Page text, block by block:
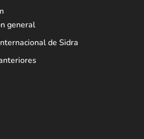
general
de Sidra